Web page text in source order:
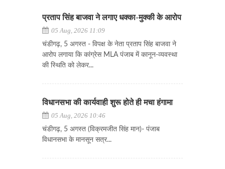
प्रताप सिंह बाजवा ने लगाए धक्का-मुक्की के आरोप
05 Aug, 2026 11:09
चंडीगढ़, 5 अगस्त - विपक्ष के नेता प्रताप सिंह बाजवा ने
आरोप लगाया कि कांग्रेस MLA पंजाब में कानून-व्यवस्था
की स्थिति को लेकर...
विधानसभा की कार्यवाही शुरू होते ही मचा हंगामा
05 Aug, 2026 10:46
चंडीगढ़, 5 अगस्त (विक्रमजीत सिंह मान)- पंजाब
विधानसभा के मानसून सत्र...